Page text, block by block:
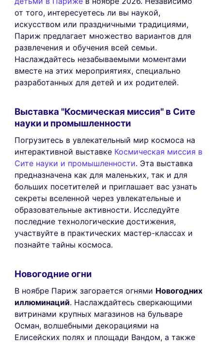
от того, интересуетесь ли вы наукой,
искусством или праздничными традициями,
Париж предлагает множество вариантов для
развлечения и обучения всей семьи.
Наслаждайтесь незабываемыми моментами
вместе на этих мероприятиях, специально
разработанных для детей и их родителей.
Выставка "Космическая миссия" в Сите
науки и промышленности
Погрузитесь в увлекательный мир космоса на
интерактивной выставке Космическая миссия в
Сите науки и промышленности. Эта выставка
предназначена как для маленьких, так и для
больших посетителей и приглашает вас узнать
секреты вселенной через увлекательные и
образовательные активности. Исследуйте
последние технологические достижения,
участвуйте в практических мастер-классах и
познайте тайны космоса.
Новогодние огни
В ноябре Париж загорается огнями Новогодних
иллюминаций. Наслаждайтесь сверкающими
витринами крупных магазинов на бульваре
Осман, волшебными декорациями на
Елисейских полях и площади Вандом, а также